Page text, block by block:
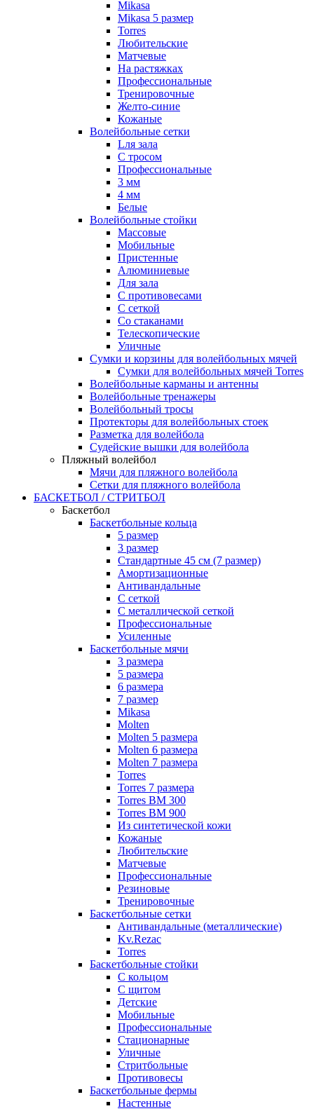
Mikasa
Mikasa 5 размер
Torres
Любительские
Матчевые
На растяжках
Профессиональные
Тренировочные
Желто-синие
Кожаные
Волейбольные сетки
Lля зала
C тросом
Профессиональные
3 мм
4 мм
Белые
Волейбольные стойки
Массовые
Мобильные
Пристенные
Алюминиевые
Для зала
С противовесами
С сеткой
Со стаканами
Телескопические
Уличные
Сумки и корзины для волейбольных мячей
Сумки для волейбольных мячей Torres
Волейбольные карманы и антенны
Волейбольные тренажеры
Волейбольный тросы
Протекторы для волейбольных стоек
Разметка для волейбола
Судейские вышки для волейбола
Пляжный волейбол
Мячи для пляжного волейбола
Сетки для пляжного волейбола
БАСКЕТБОЛ / СТРИТБОЛ
Баскетбол
Баскетбольные кольца
5 размер
3 размер
Стандартные 45 см (7 размер)
Амортизационные
Антивандальные
С сеткой
С металлической сеткой
Профессиональные
Усиленные
Баскетбольные мячи
3 размера
5 размера
6 размера
7 размер
Mikasa
Molten
Molten 5 размера
Molten 6 размера
Molten 7 размера
Torres
Torres 7 размера
Torres BM 300
Torres BM 900
Из синтетической кожи
Кожаные
Любительские
Матчевые
Профессиональные
Резиновые
Тренировочные
Баскетбольные сетки
Антивандальные (металлические)
Kv.Rezac
Torres
Баскетбольные стойки
С кольцом
С щитом
Детские
Мобильные
Профессиональные
Стационарные
Уличные
Стритбольные
Противовесы
Баскетбольные фермы
Настенные